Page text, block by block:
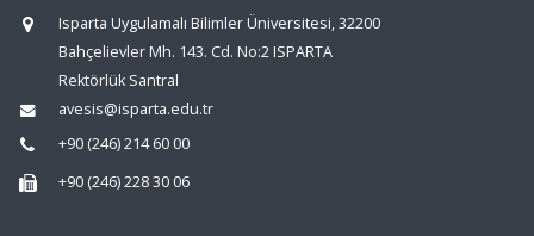
Isparta Uygulamalı Bilimler Üniversitesi, 32200
Bahçelievler Mh. 143. Cd. No:2 ISPARTA
Rektörlük Santral
avesis@isparta.edu.tr
+90 (246) 214 60 00
+90 (246) 228 30 06